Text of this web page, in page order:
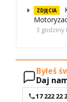
ZDJĘCIA
3 godziny
Byłeś
Daj
17 222 22